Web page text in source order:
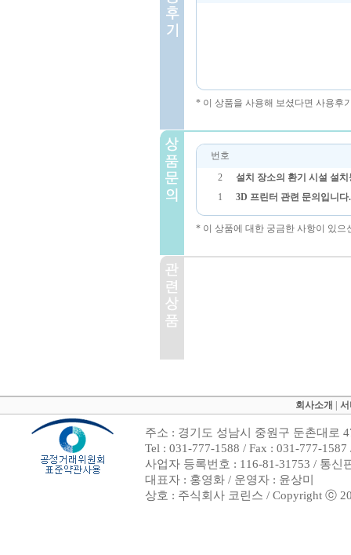
* 이 상품을 사용해 보셨다면 사용후
번호
2
설치 장소의 환기 시설 설
1
3D 프린터 관련 문의입니다.
* 이 상품에 대한 궁금한 사항이 있
회사소개
주소 : 경기도 성남시 중원구 둔촌대로
Tel : 031-777-1588 / Fax : 031-777-
사업자 등록번호 : 116-81-31753 / 통신
대표자 : 홍영화 / 운영자 : 윤상미
상호 : 주식회사 코린스 / Copyright ⓒ